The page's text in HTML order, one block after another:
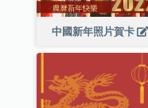
中國新年照片賀卡